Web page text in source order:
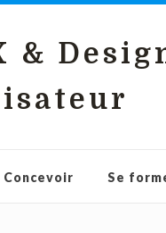
&
Concevoir Se